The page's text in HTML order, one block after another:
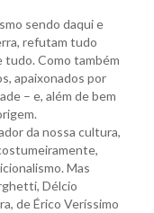
sendo daqui e
refutam tudo
tudo. Como também
apaixonados por
– e, além de bem
da nossa cultura,
Mas
Délcio
de Érico Veríssimo